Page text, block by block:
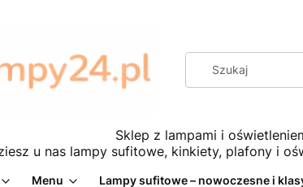
Sklep z lampami i
u nas lampy sufitowe, kinkiety, plafony i
Menu Lampy sufitowe – nowoczesne i